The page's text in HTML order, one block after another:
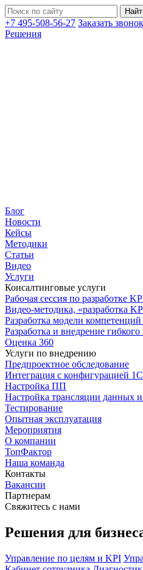
+7 495-508-56-27 Заказать звонок
Решения
Блог
Новости
Кейсы
Методики
Статьи
Видео
Услуги
Консалтинговые услуги
Рабочая сессия по разработке
Видео-методика, «разработка
Разработка модели
Разработка и внедрение гибкого
Оценка 360
Услуги по внедрению
Предпроектное обследование
Интеграция с конфигурацией
Настройка ПП
Настройка трансляции данных
Тестирование
Опытная эксплуатация
Мероприятия
О компании
ТопФактор
Наша команда
Контакты
Вакансии
Партнерам
Свяжитесь с нами
Решения для
Управление по целям и KPI